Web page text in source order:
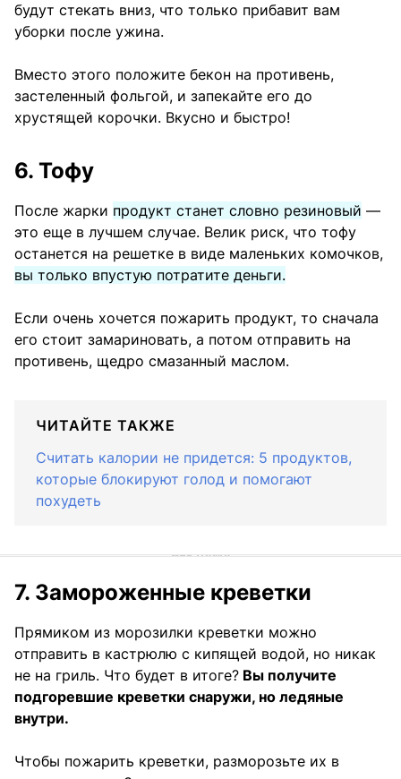
будут стекать вниз, что только прибавит вам
уборки после ужина.
Вместо этого положите бекон на противень,
застеленный фольгой, и запекайте его до
хрустящей корочки. Вкусно и быстро!
6. Тофу
После жарки продукт станет словно резиновый —
это еще в лучшем случае. Велик риск, что тофу
останется на решетке в виде маленьких комочков,
вы только впустую потратите деньги.
Если очень хочется пожарить продукт, то сначала
его стоит замариновать, а потом отправить на
противень, щедро смазанный маслом.
ЧИТАЙТЕ ТАКЖЕ
Считать калории не придется: 5 продуктов,
которые блокируют голод и помогают
похудеть
7. Замороженные креветки
Прямиком из морозилки креветки можно
отправить в кастрюлю с кипящей водой, но никак
не на гриль. Что будет в итоге? Вы получите
подгоревшие креветки снаружи, но ледяные
внутри.
Чтобы пожарить креветки, разморозьте их в